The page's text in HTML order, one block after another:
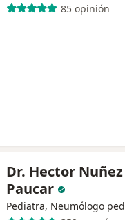
85 opinión
Dr. Hector Nuñez
Paucar
Pediatra, Neumólogo